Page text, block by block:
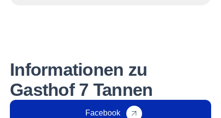
Informationen zu
Gasthof 7 Tannen
Facebook